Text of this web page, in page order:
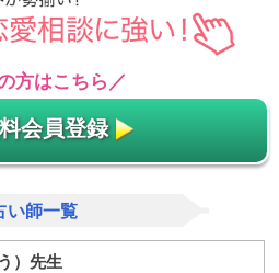
方はこちら／
会員登録
い師一覧
）先生